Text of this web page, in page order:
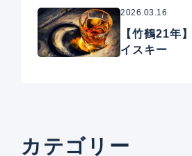
2026.03.16
【竹鶴21年
イスキー
カテゴリー